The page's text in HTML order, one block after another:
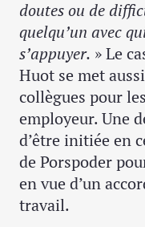
doutes ou de
quelqu’un avec
s’appuyer. » Le
Huot se met
collègues pour
employeur. Une
d’être initiée en
de Porspoder
en vue d’un
travail.